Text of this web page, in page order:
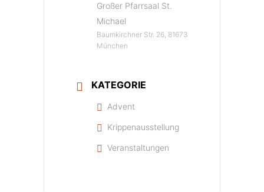
Großer Pfarrsaal St.
Michael
Baumkirchner Str. 26, 81673
München
KATEGORIE
Advent
Krippenausstellung
Veranstaltungen